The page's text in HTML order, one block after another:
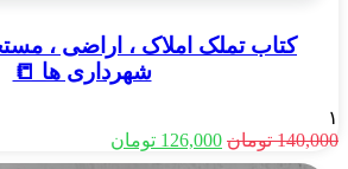
کتاب تملک املاک ، اراضی ،
شهرداری ها 📒
۱
140,000 تومان قیمت
اصلی
126,000 تومان
فعلی